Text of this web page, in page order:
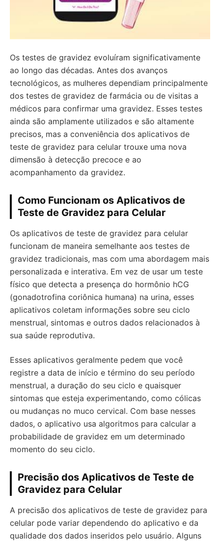
Os testes de gravidez evoluíram significativamente
ao longo das décadas. Antes dos avanços
tecnológicos, as mulheres dependiam principalmente
dos testes de gravidez de farmácia ou de visitas a
médicos para confirmar uma gravidez. Esses testes
ainda são amplamente utilizados e são altamente
precisos, mas a conveniência dos aplicativos de
teste de gravidez para celular trouxe uma nova
dimensão à detecção precoce e ao
acompanhamento da gravidez.
Como Funcionam os Aplicativos de
Teste de Gravidez para Celular
Os aplicativos de teste de gravidez para celular
funcionam de maneira semelhante aos testes de
gravidez tradicionais, mas com uma abordagem mais
personalizada e interativa. Em vez de usar um teste
físico que detecta a presença do hormônio hCG
(gonadotrofina coriônica humana) na urina, esses
aplicativos coletam informações sobre seu ciclo
menstrual, sintomas e outros dados relacionados à
sua saúde reprodutiva.
Esses aplicativos geralmente pedem que você
registre a data de início e término do seu período
menstrual, a duração do seu ciclo e quaisquer
sintomas que esteja experimentando, como cólicas
ou mudanças no muco cervical. Com base nesses
dados, o aplicativo usa algoritmos para calcular a
probabilidade de gravidez em um determinado
momento do seu ciclo.
Precisão dos Aplicativos de Teste de
Gravidez para Celular
A precisão dos aplicativos de teste de gravidez para
celular pode variar dependendo do aplicativo e da
qualidade dos dados inseridos pelo usuário. Alguns